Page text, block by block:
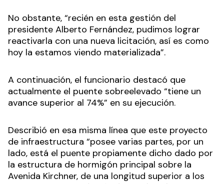
No obstante, “recién en esta gestión del
presidente Alberto Fernández, pudimos lograr
reactivarla con una nueva licitación, así es como
hoy la estamos viendo materializada”.
A continuación, el funcionario destacó que
actualmente el puente sobreelevado “tiene un
avance superior al 74%” en su ejecución.
Describió en esa misma línea que este proyecto
de infraestructura “posee varias partes, por un
lado, está el puente propiamente dicho dado por
la estructura de hormigón principal sobre la
Avenida Kirchner, de una longitud superior a los